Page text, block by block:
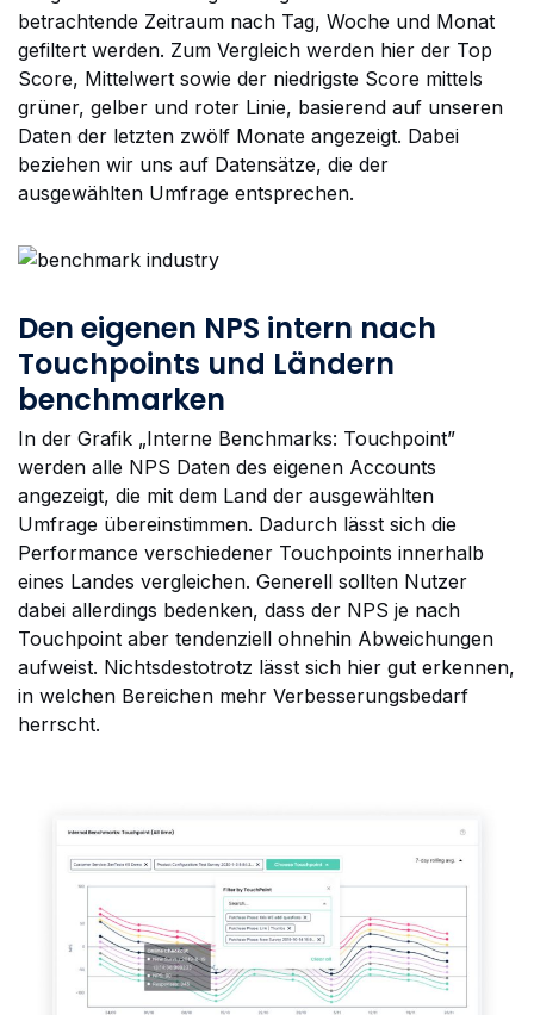
betrachtende Zeitraum nach Tag, Woche und Monat
gefiltert werden. Zum Vergleich werden hier der Top
Score, Mittelwert sowie der niedrigste Score mittels
grüner, gelber und roter Linie, basierend auf unseren
Daten der letzten zwölf Monate angezeigt. Dabei
beziehen wir uns auf Datensätze, die der
ausgewählten Umfrage entsprechen.
Den eigenen NPS intern nach
Touchpoints und Ländern
benchmarken
In der Grafik „Interne Benchmarks: Touchpoint”
werden alle NPS Daten des eigenen Accounts
angezeigt, die mit dem Land der ausgewählten
Umfrage übereinstimmen. Dadurch lässt sich die
Performance verschiedener Touchpoints innerhalb
eines Landes vergleichen. Generell sollten Nutzer
dabei allerdings bedenken, dass der NPS je nach
Touchpoint aber tendenziell ohnehin Abweichungen
aufweist. Nichtsdestotrotz lässt sich hier gut erkennen,
in welchen Bereichen mehr Verbesserungsbedarf
herrscht.